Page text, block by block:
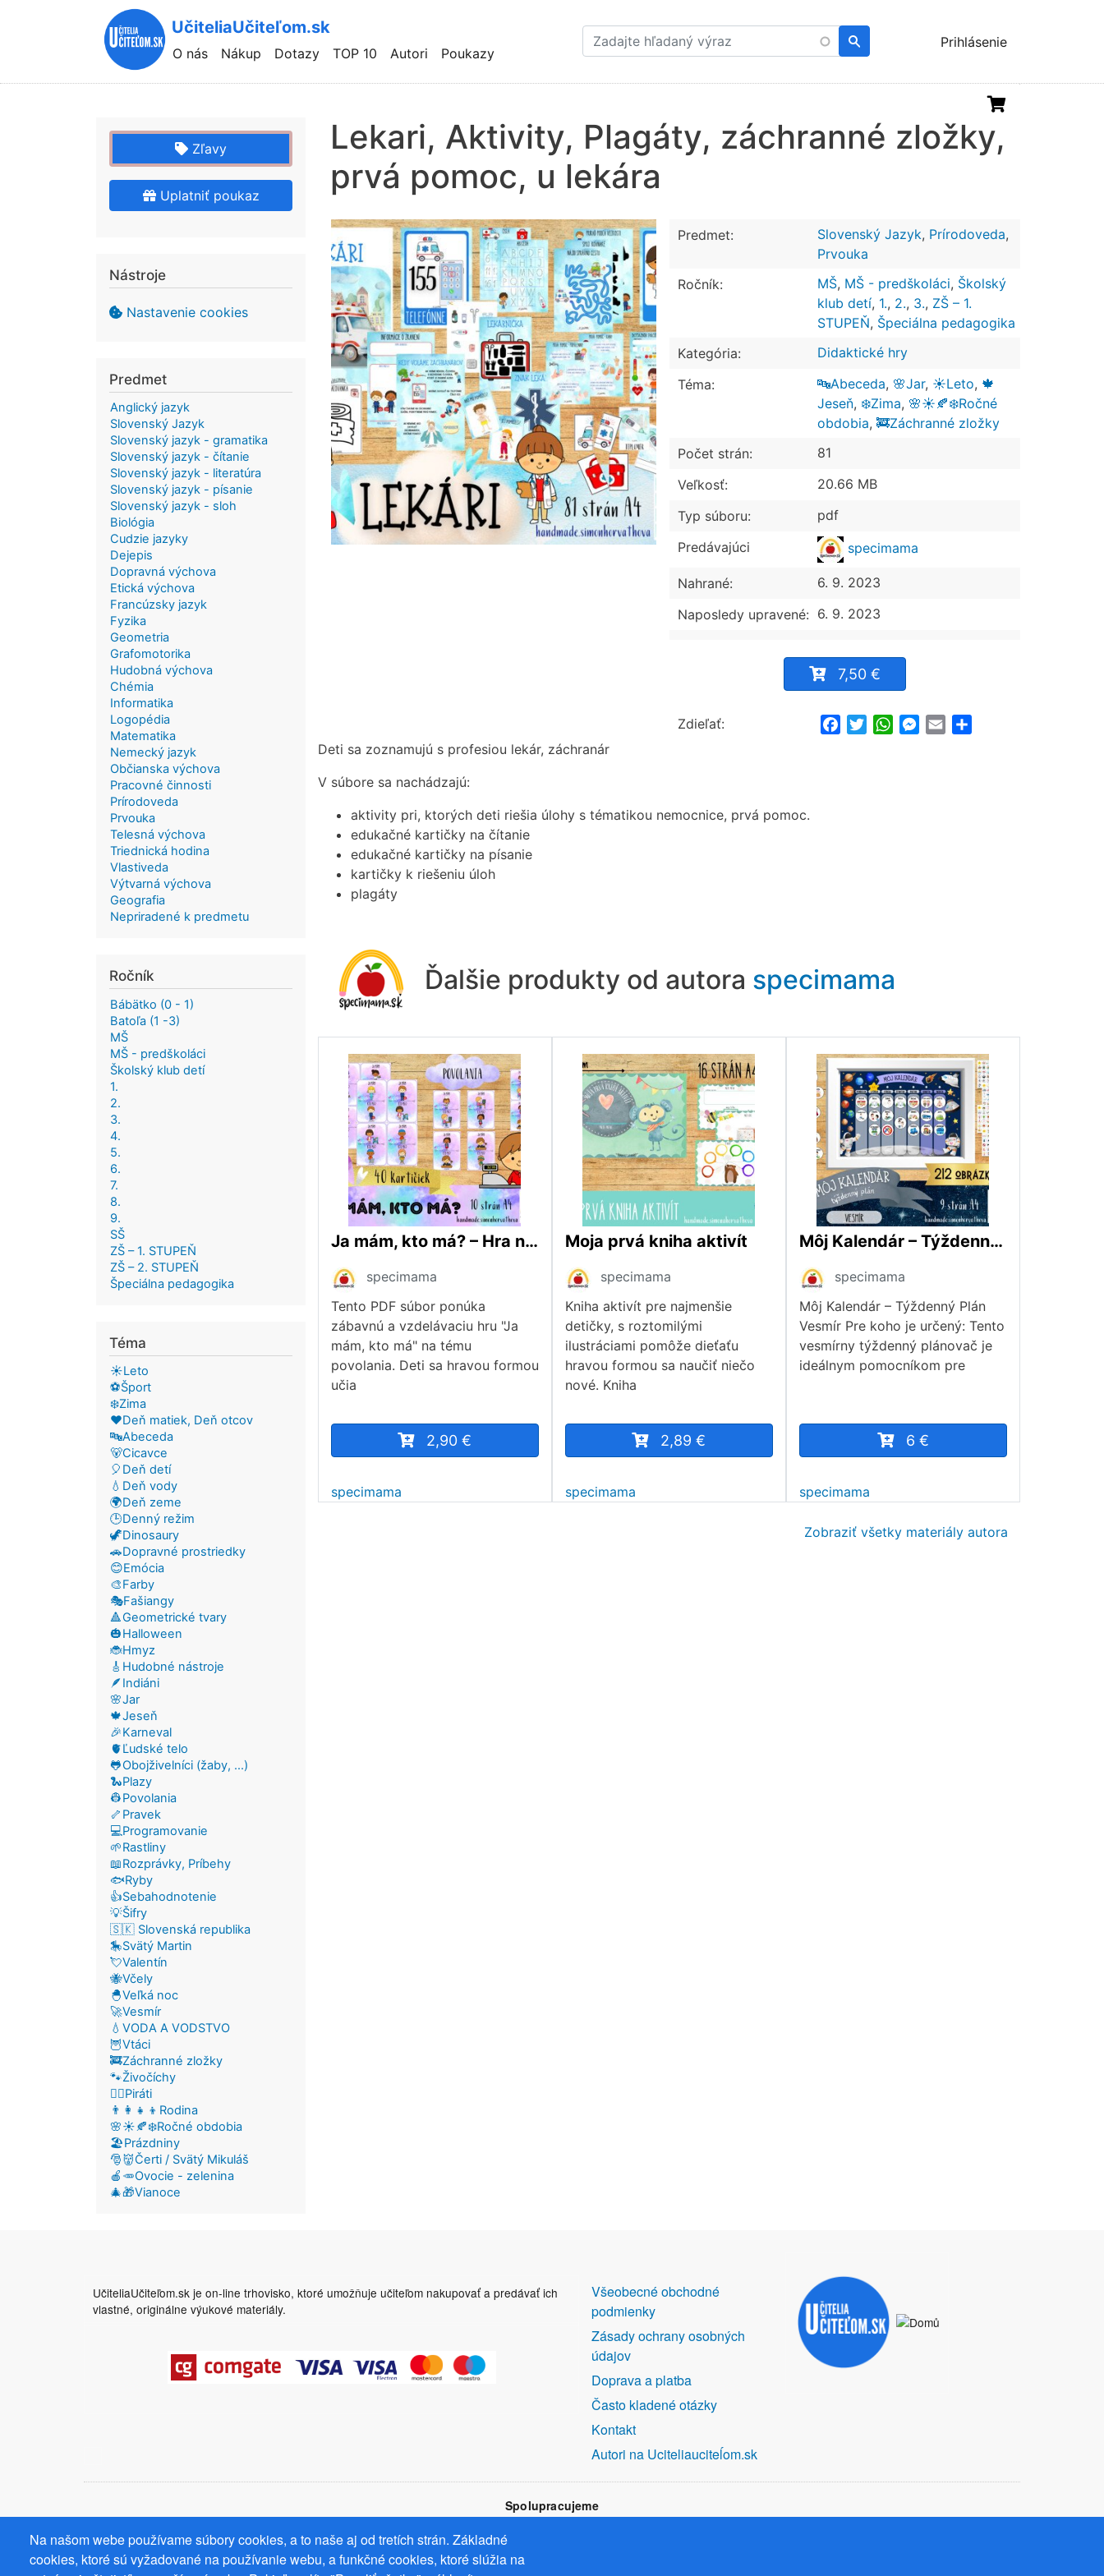
hlavný
UčiteliaUčiteľom.sk
Menu
Prihlásenie
Hlavní
navigace
O nás Nákup Dotazy TOP 10 Autori Poukazy
Lekari, Aktivity, Plagáty, záchranné zložky,
prvá pomoc, u lekára
Predmet: Slovenský Jazyk, Prírodoveda,
Prvouka
Ročník:
MŠ, MŠ - predškoláci, Školský
klub detí, 1., 2., 3., ZŠ – 1.
STUPEŇ, Špeciálna pedagogika
Kategória:
Didaktické hry
Téma:
🔤Abeceda, 🌸Jar, ☀️Leto, 🍁
Jeseň, ❄️Zima, 🌸☀️🍂❄️Ročné
obdobia, 🚒Záchranné zložky
Počet strán:
81
Veľkosť:
20.66 MB
Typ súboru:
pdf
Predávajúci
specimama
Nahrané:
6. 9. 2023
Naposledy upravené: 6. 9. 2023
7,50 €
Zdieľať: FacebookTwitterWhatsApp
Messenger
Email
Deti sa zoznamujú s profesiou lekár, záchranár
V súbore sa nachádzajú:
aktivity pri, ktorých deti riešia úlohy s tématikou nemocnice, prvá pomoc.
edukačné kartičky na čítanie
edukačné kartičky na písanie
kartičky k riešeniu úloh
plagáty
Ďalšie produkty od autora specimama
Ja mám, kto má? – Hra na tému povolania, povolania, profesie, Aktivity
specimama
Tento PDF súbor ponúka
zábavnú a vzdelávaciu hru "Ja
mám, kto má" na tému
povolania. Deti sa hravou formou
učia
2,90 €
specimama
Moja prvá kniha aktivít
specimama
Kniha aktivít pre najmenšie
detičky, s roztomilými
ilustráciami pomôže dieťaťu
hravou formou sa naučiť niečo
nové. Kniha
2,89 €
specimama
Môj Kalendár – Týždenný Plán Vesmír, veľkosť A3/A4
specimama
Môj Kalendár – Týždenný Plán
Vesmír Pre koho je určený: Tento
vesmírny týždenný plánovač je
ideálnym pomocníkom pre
6 €
specimama
Zobraziť všetky materiály autora
Zľavy
Uplatniť poukaz
Nástroje
Nastavenie cookies
Predmet
Anglický jazyk
Slovenský Jazyk
Slovenský jazyk - gramatika
Slovenský jazyk - čítanie
Slovenský jazyk - literatúra
Slovenský jazyk - písanie
Slovenský jazyk - sloh
Biológia
Cudzie jazyky
Dejepis
Dopravná výchova
Etická výchova
Francúzsky jazyk
Fyzika
Geometria
Grafomotorika
Hudobná výchova
Chémia
Informatika
Logopédia
Matematika
Nemecký jazyk
Občianska výchova
Pracovné činnosti
Prírodoveda
Prvouka
Telesná výchova
Triednická hodina
Vlastiveda
Výtvarná výchova
Geografia
Nepriradené k predmetu
Ročník
Bábätko (0 - 1)
Batoľa (1 -3)
MŠ
MŠ - predškoláci
Školský klub detí
1.
2.
3.
4.
5.
6.
7.
8.
9.
SŠ
ZŠ – 1. STUPEŇ
ZŠ – 2. STUPEŇ
Špeciálna pedagogika
Téma
☀️Leto
⚽Šport
❄️Zima
❤️Deň matiek, Deň otcov
🔤Abeceda
🐻Cicavce
🎈Deň detí
💧Deň vody
🌍Deň zeme
🕒Denný režim
🦖Dinosaury
🚗Dopravné prostriedky
😊Emócia
🎨Farby
🎭Fašiangy
🔺Geometrické tvary
🎃Halloween
🐞Hmyz
🎸Hudobné nástroje
🪶Indiáni
🌸Jar
🍁Jeseň
🎉Karneval
🫀Ľudské telo
🐸Obojživelníci (žaby, ...)
🐍Plazy
👷Povolania
🦴Pravek
💻Programovanie
🌱Rastliny
📖Rozprávky, Príbehy
🐟Ryby
👍Sebahodnotenie
💡Šifry
🇸🇰 Slovenská republika
🎠Svätý Martin
💘Valentín
🐝Včely
🐣Veľká noc
🚀Vesmír
💧VODA A VODSTVO
🦉Vtáci
🚒Záchranné zložky
🐾Živočíchy
🏴‍☠️Piráti
👨‍👩‍👧‍👦Rodina
🌸☀️🍂❄️Ročné obdobia
🏖️Prázdniny
🎅👹Čerti / Svätý Mikuláš
🍎🥕Ovocie - zelenina
🎄🎁Vianoce
UčiteliaUčiteľom.sk je on-line trhovisko, ktoré umožňuje učiteľom nakupovať a predávať ich
vlastné, originálne výukové materiály.
Na našom webe používame súbory cookies, a to naše aj od tretích strán. Základné
cookies, ktoré sú vyžadované na používanie webu, a funkčné cookies, ktoré slúžia na
DALŠÍ
ODKAZY
Všeobecné obchodné
podmienky
Zásady ochrany osobných
údajov
Doprava a platba
Často kladené otázky
Kontakt
Autori na Uciteliauciteĺom.sk
Spolupracujeme